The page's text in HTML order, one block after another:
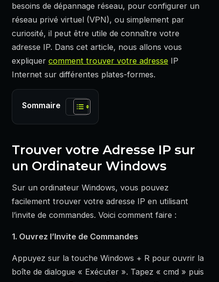
besoins de dépannage réseau, pour configurer un
réseau privé virtuel (VPN), ou simplement par
curiosité, il peut être utile de connaître votre
adresse IP. Dans cet article, nous allons vous
expliquer comment trouver votre adresse IP
Internet sur différentes plates-formes.
Sommaire
Trouver votre Adresse IP sur
un Ordinateur Windows
Sur un ordinateur Windows, vous pouvez
facilement trouver votre adresse IP en utilisant
l’invite de commandes. Voici comment faire :
1. Ouvrez l’Invite de Commandes
Appuyez sur la touche Windows + R pour ouvrir la
boîte de dialogue « Exécuter ». Tapez « cmd » puis